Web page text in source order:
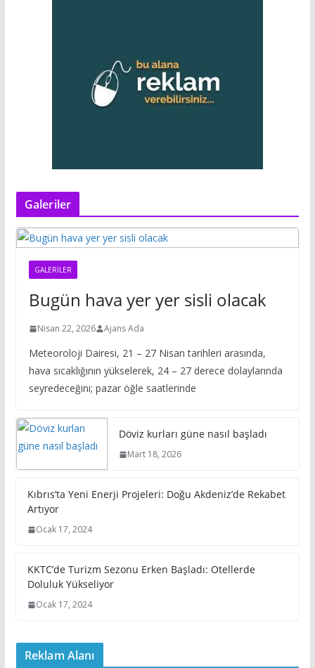
Galeriler
GALERILER
Bugün hava yer yer sisli olacak
Nisan 22, 2026 Ajans Ada
Meteoroloji Dairesi, 21 – 27 Nisan tarihleri arasında,
hava sıcaklığının yükselerek, 24 – 27 derece dolaylarında
seyredeceğini; pazar öğle saatlerinde
Döviz kurları güne nasıl başladı
Mart 18, 2026
Kıbrıs’ta Yeni Enerji Projeleri: Doğu Akdeniz’de Rekabet
Artıyor
Ocak 17, 2024
KKTC’de Turizm Sezonu Erken Başladı: Otellerde
Doluluk Yükseliyor
Ocak 17, 2024
Reklam Alanı